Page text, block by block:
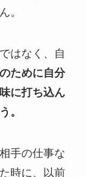
。
はなく、自
ために自分
に打ち込ん
。
手の仕事な
時に、以前